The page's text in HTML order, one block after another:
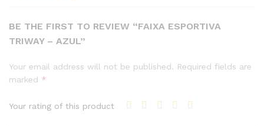
BE THE FIRST TO REVIEW “FAIXA ESPORTIVA
TRIWAY – AZUL”
Your email address will not be published. Required fields are
marked *
Your rating of this product